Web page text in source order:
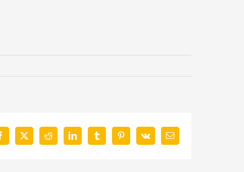
X Reddit LinkedInTumblrPinterest
Vk
E-
Mail